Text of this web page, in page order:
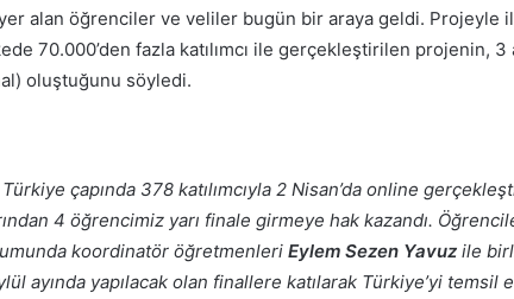
alan öğrenciler ve veliler bugün bir araya geldi. Projeyle
70.000’den fazla katılımcı ile gerçekleştirilen projenin,
oluştuğunu söyledi.
çapında 378 katılımcıyla 2 Nisan’da online
4 öğrencimiz yarı finale girmeye hak kazandı.
koordinatör öğretmenleri Eylem Sezen Yavuz ile
ayında yapılacak olan finallere katılarak Türkiye’yi temsil